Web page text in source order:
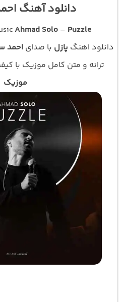
دانلود آهنگ
Ahmad Solo– Puzzle
دانلود اهنگ پازل با صدایاحمد
ترانه و متن کامل موزیک با کیفیت
موزیک